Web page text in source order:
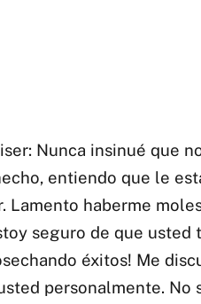
Nunca insinué que
entiendo que le
Lamento haberme
seguro de que usted
éxitos! Me
personalmente. No